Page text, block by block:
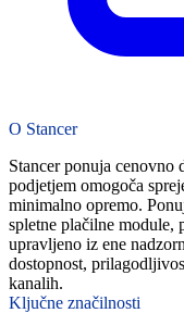
O Stancer
Stancer ponuja cenovno
podjetjem omogoča
minimalno opremo.
spletne plačilne module,
upravljeno iz ene
dostopnost,
kanalih.
Ključne značilnosti